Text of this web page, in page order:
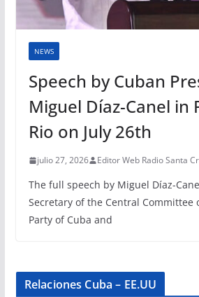
NEWS
Speech by Cuban
Miguel Díaz-Canel in
Rio on July 26th
julio 27, 2026 Editor Web Radio Santa
The full speech by Miguel Díaz-
Secretary of the Central Committee
Party of Cuba and
Relaciones Cuba – EE.UU